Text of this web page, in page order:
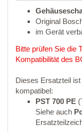
Original
im Gerät
Bitte prüfen Sie die
Kompatibilität des
Dieses Ersatzteil
kompatibel:
PST 700 PE
Siehe auch